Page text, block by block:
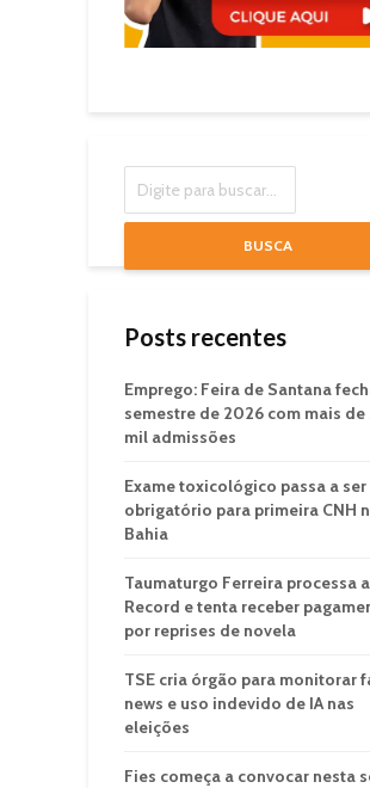
BUSCA
Posts recentes
Emprego: Feira de Santana
semestre de 2026 com mais de
mil admissões
Exame toxicológico passa a ser
obrigatório para primeira CNH
Bahia
Taumaturgo Ferreira processa a
Record e tenta receber
por reprises de novela
TSE cria órgão para monitorar
news e uso indevido de IA nas
eleições
Fies começa a convocar nesta